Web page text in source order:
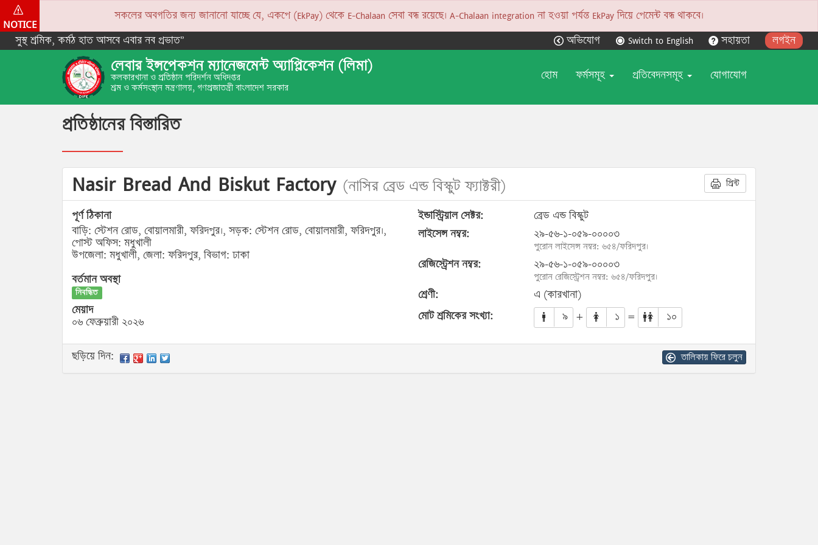
NOTICE
সকলের অবগতির জন্য জানানো যাচ্ছে যে, একপে (EkPay) থেকে E-Chalaan সেবা বন্ধ রয়েছে। A-Chalaan integration না হওয়া পর্যন্ত EkPay দিয়ে পেমেন্ট বন্ধ থাকবে।
সুস্থ শ্রমিক, কর্মঠ হাত আসবে এবার নব প্রভাত”
অভিযোগ Switch to English সহায়তা লগইন
লেবার ইন্সপেকশন ম্যানেজমেন্ট অ্যাপ্লিকেশন (লিমা)
কলকারখানা ও প্রতিষ্ঠান পরিদর্শন অধিদপ্তর
শ্রম ও কর্মসংস্থান মন্ত্রণালয়, গণপ্রজাতন্ত্রী বাংলাদেশ সরকার
হোম ফর্মসমূহ প্রতিবেদনসমূহ যোগাযোগ
প্রতিষ্ঠানের বিস্তারিত
Nasir Bread And Biskut Factory (নাসির ব্রেড এন্ড বিস্কুট ফ্যাক্টরী) প্রিন্ট
পূর্ণ ঠিকানা
বাড়ি: স্টেশন রোড, বোয়ালমারী, ফরিদপুর।, সড়ক: স্টেশন রোড, বোয়ালমারী, ফরিদপুর।,
পোস্ট অফিস: মধুখালী
উপজেলা: মধুখালী, জেলা: ফরিদপুর, বিভাগ: ঢাকা
বর্তমান অবস্থা
নিবন্ধিত
মেয়াদ
০৬ ফেব্রুয়ারী ২০২৬
ইন্ডাস্ট্রিয়াল সেক্টর:
ব্রেড এন্ড বিস্কুট
লাইসেন্স নম্বর:
২৯-৫৬-১-০৫৯-০০০০৩
পুরোন লাইসেন্স নম্বর: ৬৫৪/ফরিদপুর।
রেজিস্ট্রেশন নম্বর: ২৯-৫৬-১-০৫৯-০০০০৩
পুরোন রেজিস্ট্রেশন নম্বর: ৬৫৪/ফরিদপুর।
শ্রেণী:
এ (কারখানা)
মোট শ্রমিকের সংখ্যা:
৯ + ১ = ১০
ছড়িয়ে দিন: তালিকায় ফিরে চলুন